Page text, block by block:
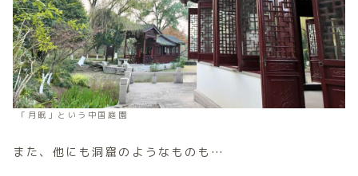
「月眠」という中国庭園
また、他にも洞窟のようなものも…